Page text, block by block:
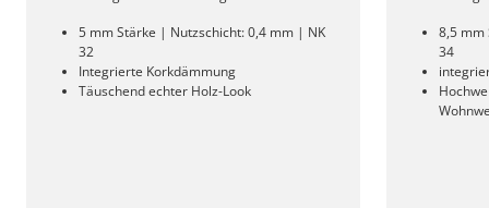
5 mm Stärke | Nutzschicht: 0,4 mm | NK
32
Integrierte Korkdämmung
Täuschend echter Holz-Look
8,5 mm
34